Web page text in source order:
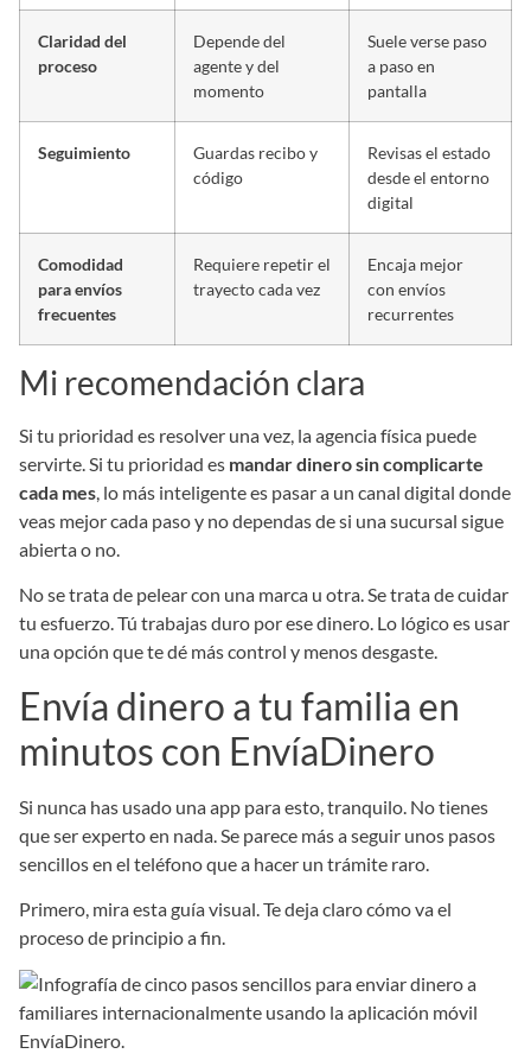
Claridad del
proceso
Depende del
agente y del
momento
Suele verse paso
a paso en
pantalla
Seguimiento
Guardas recibo y
código
Revisas el estado
desde el entorno
digital
Comodidad
para envíos
frecuentes
Requiere repetir el
trayecto cada vez
Encaja mejor
con envíos
recurrentes
Mi recomendación clara
Si tu prioridad es resolver una vez, la agencia física puede
servirte. Si tu prioridad es mandar dinero sin complicarte
cada mes, lo más inteligente es pasar a un canal digital donde
veas mejor cada paso y no dependas de si una sucursal sigue
abierta o no.
No se trata de pelear con una marca u otra. Se trata de cuidar
tu esfuerzo. Tú trabajas duro por ese dinero. Lo lógico es usar
una opción que te dé más control y menos desgaste.
Envía dinero a tu familia en
minutos con EnvíaDinero
Si nunca has usado una app para esto, tranquilo. No tienes
que ser experto en nada. Se parece más a seguir unos pasos
sencillos en el teléfono que a hacer un trámite raro.
Primero, mira esta guía visual. Te deja claro cómo va el
proceso de principio a fin.